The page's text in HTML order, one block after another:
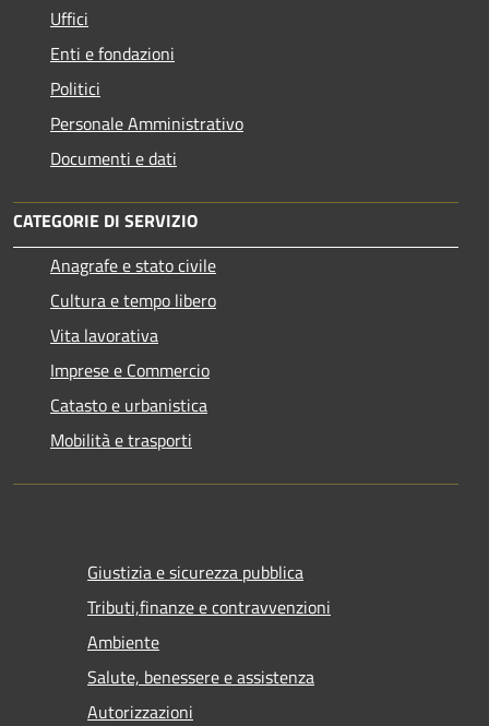
Uffici
Enti e fondazioni
Politici
Personale Amministrativo
Documenti e dati
CATEGORIE DI SERVIZIO
Anagrafe e stato civile
Cultura e tempo libero
Vita lavorativa
Imprese e Commercio
Catasto e urbanistica
Mobilità e trasporti
Giustizia e sicurezza pubblica
Tributi,finanze e contravvenzioni
Ambiente
Salute, benessere e assistenza
Autorizzazioni